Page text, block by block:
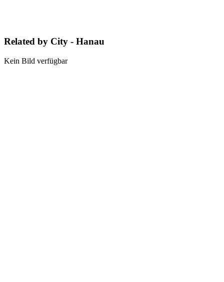
Related by City - Hanau
Kein Bild verfügbar